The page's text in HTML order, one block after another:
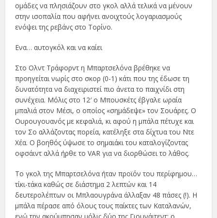
ομάδες να πλησιάζουν στο γκολ αλλά τελικά να μένουν
στην ισοπαλία που αφήνει ανοιχτούς λογαριασμούς
ενόψει της ρεβάνς στο Τορίνο.
Ενα… αυτογκόλ και να καίει
Στο Ολντ Τράφορντ η Μπαρτσελόνα βρέθηκε να
προηγείται νωρίς στο σκορ (0-1) κάτι που της έδωσε τη
δυνατότητα να διαχειριστεί πιο άνετα το παιχνίδι στη
συνέχεια. Μόλις στο 12′ ο Μπουσκέτς έβγαλε ωραία
μπαλιά στον Μέσι, ο οποίος «σημάδεψε» τον Σουάρες. Ο
Ουρουγουανός με κεφαλιά, κι αφού η μπάλα πέτυχε και
τον Σο αλλάζοντας πορεία, κατέληξε στα δίχτυα του Ντε
Χέα. Ο βοηθός ύψωσε το σημαιάκι του καταλογίζοντας
οφσάιντ αλλά ήρθε το VAR για να διορθώσει το λάθος.
Το γκολ της Μπαρτσελόνα ήταν προϊόν του περίφημου…
τίκι-τάκα καθώς σε διάστημα 2 λεπτών και 14
δευτερολέπτων οι Μπλαουγράνα άλλαξαν 48 πάσες (!). Η
μπάλα πέρασε από όλους τους παίκτες των Καταλανών,